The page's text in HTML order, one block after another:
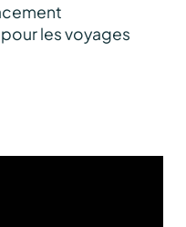
les voyages